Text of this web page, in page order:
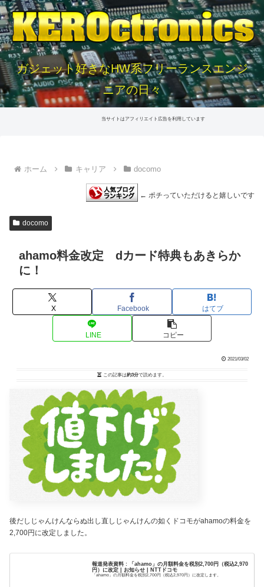
ガジェット好きなHW系フリーランスエンジ
ニアの日々
当サイトはアフィリエイト広告を利用しています
ホーム キャリア docomo
← ポチっていただけると嬉しいです
docomo
ahamo料金改定 dカード特典もあきらか
に！
X Facebook はてブ
LINE コピー
2021/03/02
この記事は約3分で読めます。
後だしじゃんけんならぬ出し直しじゃんけんの如くドコモがahamoの料金を
2,700円に改定しました。
報道発表資料 : 「ahamo」の月額料金を税別2,700円（税込2,970
円）に改定 | お知らせ | NTTドコモ
「ahamo」の月額料金を税別2,700円（税込2,970円）に改定します。